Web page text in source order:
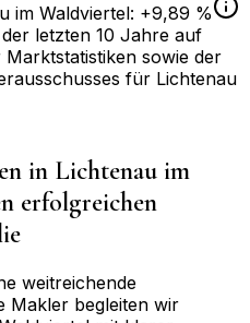
im Waldviertel: +9,89 %
letzten 10 Jahre auf
sowie der
für Lichtenau
in Lichtenau im
erfolgreichen
weitreichende
Makler begleiten wir